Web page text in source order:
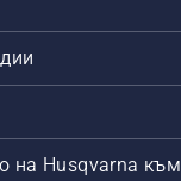
на Husqvarna към